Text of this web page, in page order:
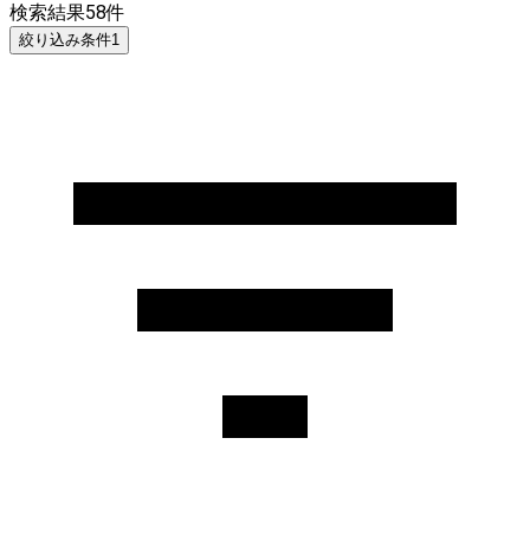
検索結果58件
絞り込み条件1